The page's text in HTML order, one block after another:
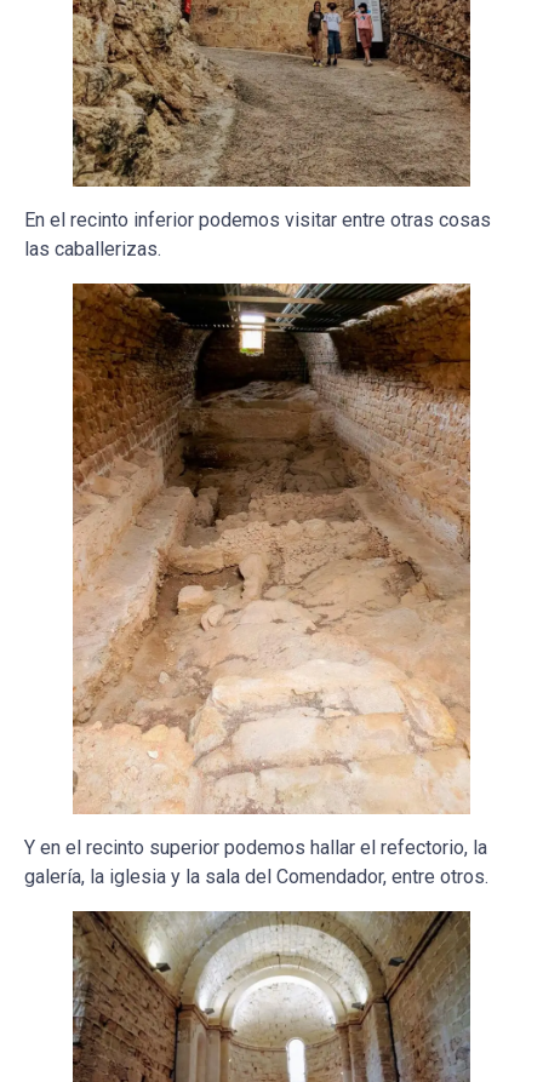
En el recinto inferior podemos visitar entre otras cosas
las caballerizas.
Y en el recinto superior podemos hallar el refectorio, la
galería, la iglesia y la sala del Comendador, entre otros.